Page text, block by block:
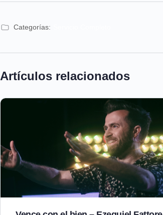
Categorías:
Artículos relacionados